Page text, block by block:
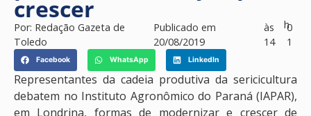
crescer
Por: Redação Gazeta de
Toledo
Publicado em
20/08/2019
às
14
h0
1
Facebook WhatsApp LinkedIn
Representantes da cadeia produtiva da sericicultura
debatem no Instituto Agronômico do Paraná (IAPAR),
em Londrina, formas de modernizar e crescer de